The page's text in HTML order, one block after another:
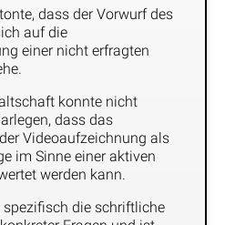
dass der Vorwurf des
auf die
einer nicht erfragten
konnte nicht
dass das
Videoaufzeichnung als
im Sinne einer aktiven
werden kann.
spezifisch die schriftliche